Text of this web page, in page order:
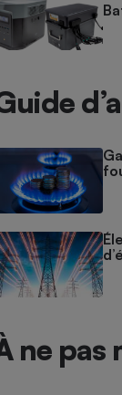
ne pas